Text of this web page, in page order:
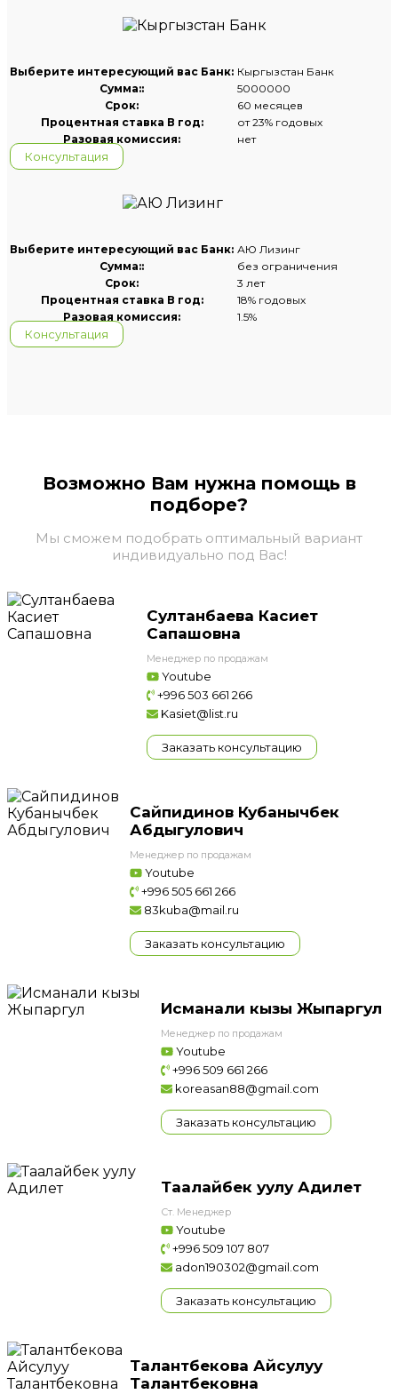
Выберите интересующий вас Банк: Кыргызстан Банк
Сумма::
5000000
Срок:
60 месяцев
Процентная ставка В год:
от 23% годовых
Разовая комиссия:
нет
Консультация
Выберите интересующий вас Банк: АЮ Лизинг
Сумма::
без ограничения
Срок:
3 лет
Процентная ставка В год:
18% годовых
Разовая комиссия:
1.5%
Консультация
Возможно Вам нужна помощь в
подборе?
Мы сможем подобрать оптимальный вариант
индивидуально под Вас!
Султанбаева Касиет
Сапашовна
Менеджер по продажам
Youtube
+996 503 661 266
Kasiet@list.ru
Заказать консультацию
Сайпидинов Кубанычбек
Абдыгулович
Менеджер по продажам
Youtube
+996 505 661 266
83kuba@mail.ru
Заказать консультацию
Исманали кызы Жыпаргул
Менеджер по продажам
Youtube
+996 509 661 266
koreasan88@gmail.com
Заказать консультацию
Таалайбек уулу Адилет
Ст. Менеджер
Youtube
+996 509 107 807
adon190302@gmail.com
Заказать консультацию
Талантбекова Айсулуу
Талантбековна